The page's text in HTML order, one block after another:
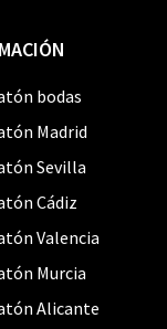
bodas
Madrid
Sevilla
Cádiz
Valencia
Murcia
Alicante